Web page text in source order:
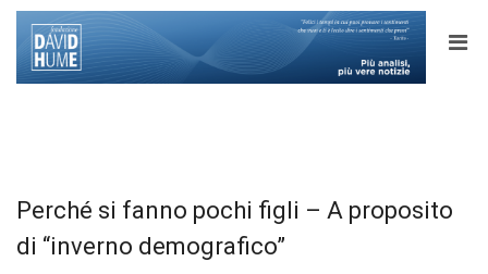
Perché si fanno pochi figli – A proposito
di “inverno demografico”